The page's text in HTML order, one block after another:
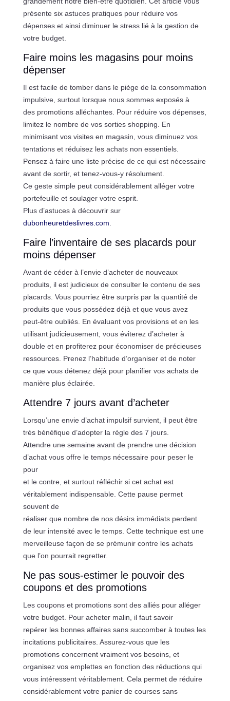
présente six astuces pratiques pour réduire vos
dépenses et ainsi diminuer le stress lié à la gestion de
votre budget.
Faire moins les magasins pour moins
dépenser
Il est facile de tomber dans le piège de la consommation
impulsive, surtout lorsque nous sommes exposés à
des promotions alléchantes. Pour réduire vos dépenses,
limitez le nombre de vos sorties shopping. En
minimisant vos visites en magasin, vous diminuez vos
tentations et réduisez les achats non essentiels.
Pensez à faire une liste précise de ce qui est nécessaire
avant de sortir, et tenez-vous-y résolument.
Ce geste simple peut considérablement alléger votre
portefeuille et soulager votre esprit.
Plus d’astuces à découvrir sur
dubonheuretdeslivres.com
Faire l’inventaire de ses placards pour
moins dépenser
Avant de céder à l’envie d’acheter de nouveaux
produits, il est judicieux de consulter le contenu de ses
placards. Vous pourriez être surpris par la quantité de
produits que vous possédez déjà et que vous avez
peut-être oubliés. En évaluant vos provisions et en les
utilisant judicieusement, vous éviterez d’acheter à
double et en profiterez pour économiser de précieuses
ressources. Prenez l’habitude d’organiser et de noter
ce que vous détenez déjà pour planifier vos achats de
manière plus éclairée.
Attendre 7 jours avant d’acheter
Lorsqu’une envie d’achat impulsif survient, il peut être
très bénéfique d’adopter la règle des 7 jours.
Attendre une semaine avant de prendre une décision
d’achat vous offre le temps nécessaire pour peser le
pour
et le contre, et surtout réfléchir si cet achat est
véritablement indispensable. Cette pause permet
souvent de
réaliser que nombre de nos désirs immédiats perdent
de leur intensité avec le temps. Cette technique est une
merveilleuse façon de se prémunir contre les achats
que l’on pourrait regretter.
Ne pas sous-estimer le pouvoir des
coupons et des promotions
Les coupons et promotions sont des alliés pour alléger
votre budget. Pour acheter malin, il faut savoir
repérer les bonnes affaires sans succomber à toutes les
incitations publicitaires. Assurez-vous que les
promotions concernent vraiment vos besoins, et
organisez vos emplettes en fonction des réductions qui
vous intéressent véritablement. Cela permet de réduire
considérablement votre panier de courses sans